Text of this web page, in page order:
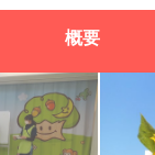
概要